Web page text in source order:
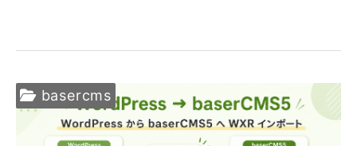
basercms